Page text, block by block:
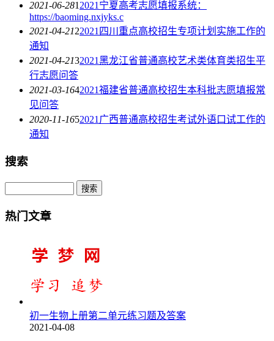
2021-06-281 2021宁夏高考志愿填报系统：
https://baoming.nxjyks.c
2021-04-2122021四川重点高校招生专项计划实施工作的
通知
2021-04-2132021黑龙江省普通高校艺术类体育类招生平
行志愿问答
2021-03-1642021福建省普通高校招生本科批志愿填报常
见问答
2020-11-1652021广西普通高校招生考试外语口试工作的
通知
搜索
热门文章
初一生物上册第二单元练习题及答案
2021-04-08